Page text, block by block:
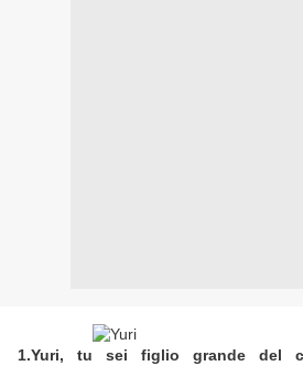
1.Yuri, tu sei figlio grande del